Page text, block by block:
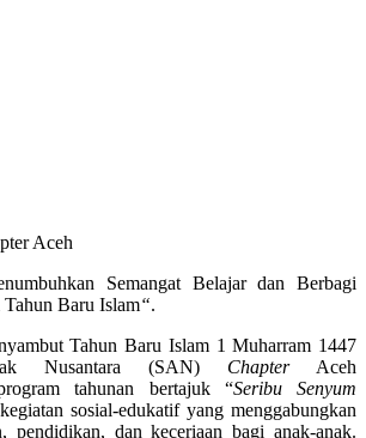
Aceh
Semangat Belajar dan Berbagi
Baru Islam“.
Tahun Baru Islam 1 Muharram 1447
Nusantara (SAN) ChapterAceh
tahunan bertajuk “Seribu Senyum
sosial-edukatif yang menggabungkan
pendidikan, dan keceriaan bagi anak-anak.